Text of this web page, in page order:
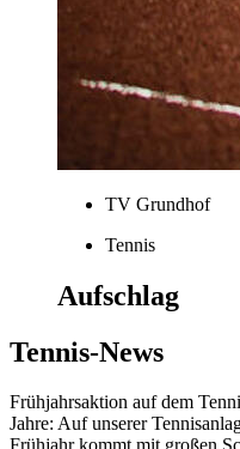
TV Grundhof
Tennis
Aufschlag
Tennis-News
Frühjahrsaktion auf dem
Jahre: Auf unserer